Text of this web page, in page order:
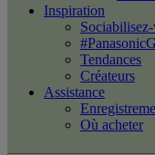
Inspiration
Tendances
Créateurs
Assistance
Où acheter